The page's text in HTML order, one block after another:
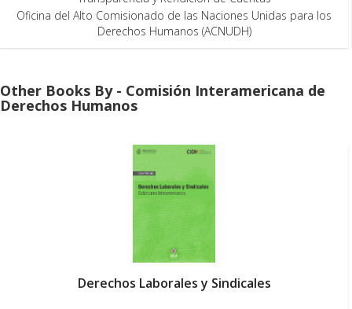
los
Defensoría del Pueblo
Other Books By - Comisión Interamericana de
Derechos Humanos
Derechos Laborales y Sindicales